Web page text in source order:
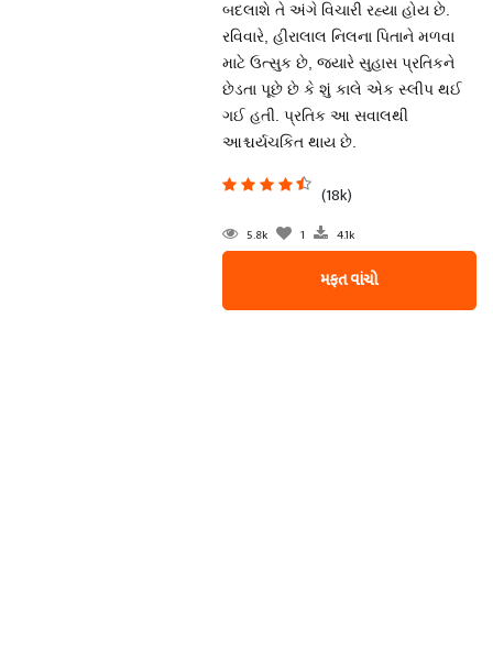
બદલાશે તે અંગે વિચારી રહ્યા હોય છે.
રવિવારે, હીરાલાલ નિલના પિતાને મળવા
માટે ઉત્સુક છે, જ્યારે સુહાસ પ્રતિકને
છેડતા પૂછે છે કે શું કાલે એક સ્લીપ થઈ
ગઈ હતી. પ્રતિક આ સવાલથી
આશ્ચર્યચકિત થાય છે.
(18k)
5.8k 1 4.1k
મફત વાંચો